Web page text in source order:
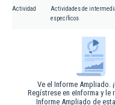
Actividad
Actividades de
específicos
Ve el Informe Ampliado.
Regístrese en eInforma y le
Informe Ampliado de